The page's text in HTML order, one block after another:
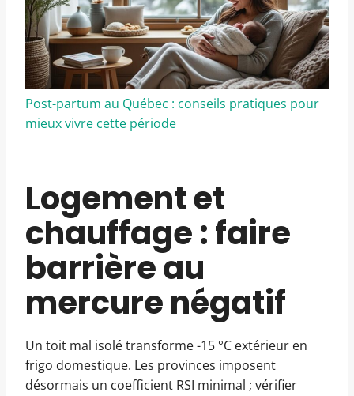
Post-partum au Québec : conseils pratiques pour
mieux vivre cette période
Logement et
chauffage : faire
barrière au
mercure négatif
Un toit mal isolé transforme -15 °C extérieur en
frigo domestique. Les provinces imposent
désormais un coefficient RSI minimal ; vérifier